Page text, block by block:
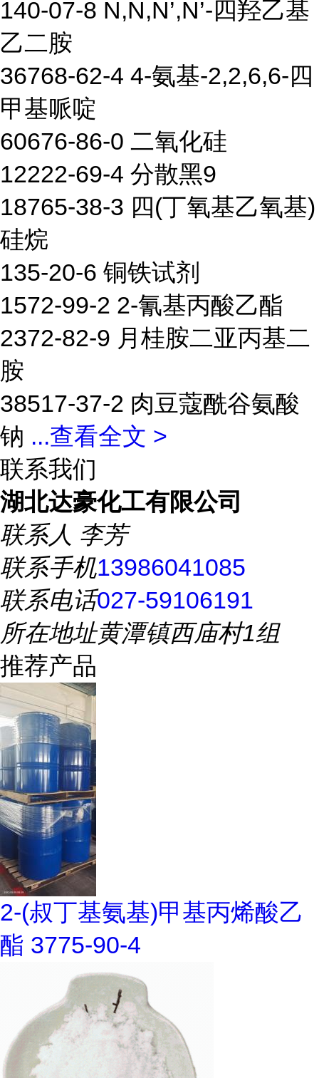
140-07-8 N,N,N’,N’-四羟乙基
乙二胺
36768-62-4 4-氨基-2,2,6,6-四
甲基哌啶
60676-86-0 二氧化硅
12222-69-4 分散黑9
18765-38-3 四(丁氧基乙氧基)
硅烷
135-20-6 铜铁试剂
1572-99-2 2-氰基丙酸乙酯
2372-82-9 月桂胺二亚丙基二
胺
38517-37-2 肉豆蔻酰谷氨酸
钠 ...查看全文 >
联系我们
湖北达豪化工有限公司
联系人 李芳
联系手机13986041085
联系电话027-59106191
所在地址黄潭镇西庙村1组
推荐产品
2-(叔丁基氨基)甲基丙烯酸乙
酯 3775-90-4